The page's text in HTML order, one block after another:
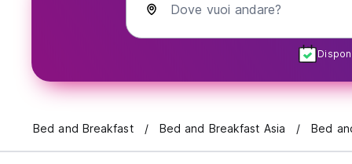
Dove vuoi andare?
Bed and Breakfast Bed and Breakfast Asia Bed